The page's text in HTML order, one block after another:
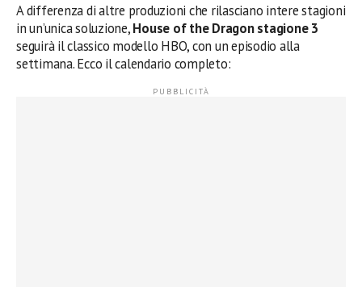
A differenza di altre produzioni che rilasciano intere stagioni
in un’unica soluzione,House of the Dragon stagione 3
seguirà il classico modello HBO, con un episodio alla
settimana. Ecco il calendario completo: